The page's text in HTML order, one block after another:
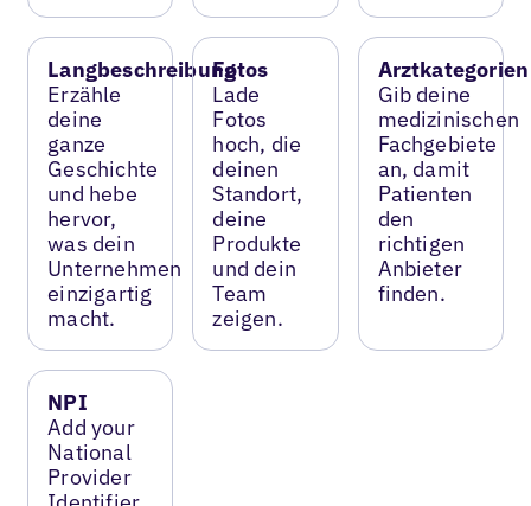
Langbeschreibung
Erzähle
deine
ganze
Geschichte
und hebe
hervor,
was dein
Unternehmen
einzigartig
macht.
Fotos
Lade
Fotos
hoch, die
deinen
Standort,
deine
Produkte
und dein
Team
zeigen.
Arztkategorien
Gib deine
medizinischen
Fachgebiete
an, damit
Patienten
den
richtigen
Anbieter
finden.
NPI
Add your
National
Provider